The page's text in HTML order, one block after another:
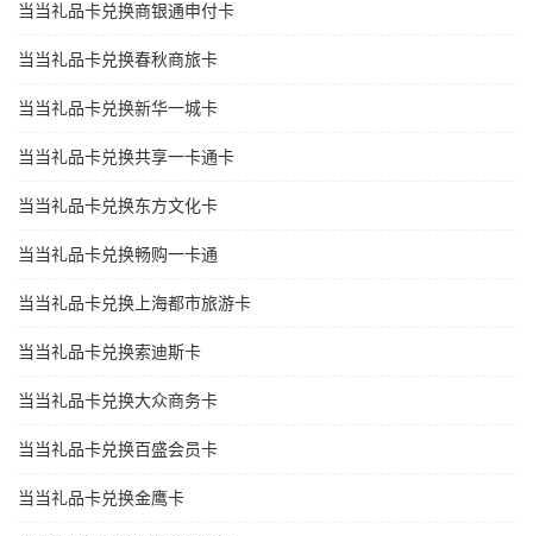
当当礼品卡兑换商银通申付卡
当当礼品卡兑换春秋商旅卡
当当礼品卡兑换新华一城卡
当当礼品卡兑换共享一卡通卡
当当礼品卡兑换东方文化卡
当当礼品卡兑换畅购一卡通
当当礼品卡兑换上海都市旅游卡
当当礼品卡兑换索迪斯卡
当当礼品卡兑换大众商务卡
当当礼品卡兑换百盛会员卡
当当礼品卡兑换金鹰卡